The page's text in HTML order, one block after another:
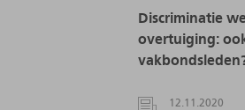
Discriminatie
overtuiging:
12.11.2020